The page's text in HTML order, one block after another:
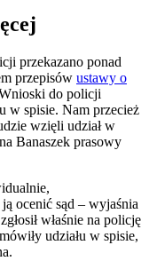
przekazano ponad
przepisów ustawy o
do policji
w spisie. Nam przecież
wzięli udział w
Banaszek prasowy
ocenić sąd – wyjaśnia
właśnie na policję
udziału w spisie,